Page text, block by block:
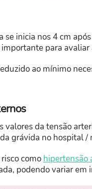
se inicia nos 4 cm
para
ao mínimo
valores da tensão
grávida no hospital
como hipertensão
podendo variar